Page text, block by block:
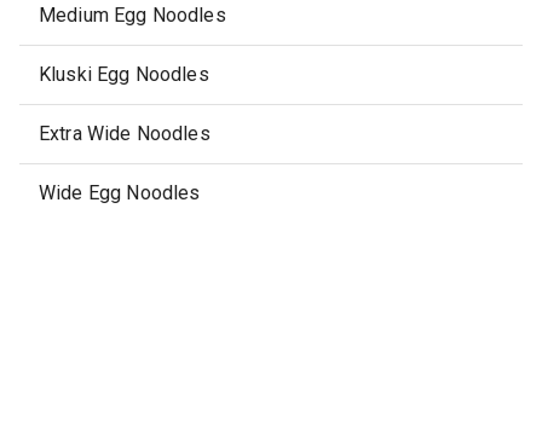
Medium Egg Noodles
Kluski Egg Noodles
Extra Wide Noodles
Wide Egg Noodles